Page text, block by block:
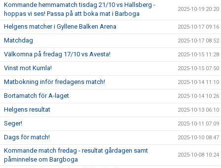
Kommande hemmamatch tisdag 21/10 vs Hallsberg -
hoppas vi ses! Passa på att boka mat i Barboga
2025-10-19 20:20
Helgens matcher i Gyllene Balken Arena 2025-10-17 09:16
Matchdag 2025-10-17 08:52
Välkomna på fredag 17/10 vs Avesta! 2025-10-15 11:28
Vinst mot Kumla! 2025-10-15 07:50
Matbokning inför fredagens match! 2025-10-14 11:10
Bortamatch för A-laget 2025-10-14 10:26
Helgens resultat 2025-10-13 06:10
Seger! 2025-10-11 07:09
Dags för match! 2025-10-10 08:47
Kommande match fredag - resultat gårdagen samt
påminnelse om Bargboga
2025-10-08 10:24